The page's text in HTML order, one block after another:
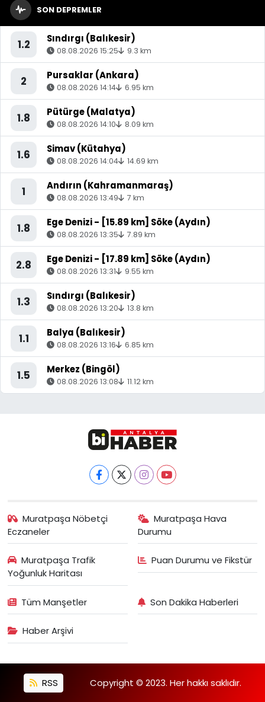
SON DEPREMLER
1.2 Sındırgı (Balıkesir)
08.08.2026 15:25 9.3 km
2 Pursaklar (Ankara)
08.08.2026 14:14 6.95 km
1.8 Pütürge (Malatya)
08.08.2026 14:10 8.09 km
1.6 Simav (Kütahya)
08.08.2026 14:04 14.69 km
1 Andırın (Kahramanmaraş)
08.08.2026 13:49 7 km
1.8 Ege Denizi - [15.89 km] Söke (Aydın)
08.08.2026 13:35 7.89 km
2.8 Ege Denizi - [17.89 km] Söke (Aydın)
08.08.2026 13:31 9.55 km
1.3 Sındırgı (Balıkesir)
08.08.2026 13:20 13.8 km
1.1 Balya (Balıkesir)
08.08.2026 13:16 6.85 km
1.5 Merkez (Bingöl)
08.08.2026 13:08 11.12 km
Muratpaşa Nöbetçi
Eczaneler
Muratpaşa Hava
Durumu
Muratpaşa Trafik
Yoğunluk Haritası
Puan Durumu ve Fikstür
Tüm Manşetler Son Dakika Haberleri
Haber Arşivi
RSS Copyright © 2023. Her hakkı saklıdır.